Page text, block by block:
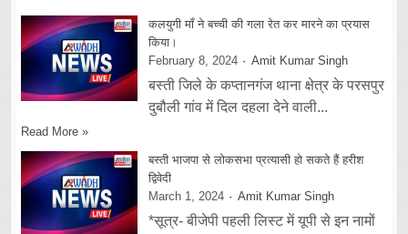
कलयुगी माँ ने बच्ची की गला रेत कर मारने का प्रयास
किया।
February 8, 2024
Amit Kumar Singh
बस्ती जिले के कप्तानगंज थाना क्षेत्र के परसपुर
दुबौली गांव में दिल दहला देने वाली...
Read More »
बस्ती भाजपा से लोकसभा प्रत्यासी हो सकते हैं हरीश
द्विवेदी
March 1, 2024
Amit Kumar Singh
*सूत्र- बीजेपी पहली लिस्ट में यूपी से इन नामों